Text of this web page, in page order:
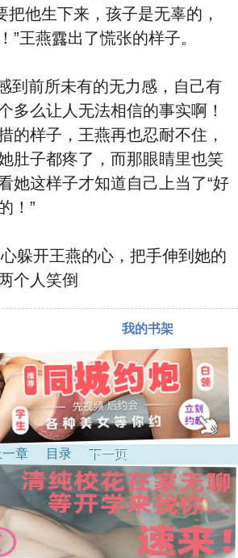
把他生下来，孩子是无辜的，
”王燕露出了慌张的样子。
前所未有的无力感，自己有
多么让人无法相信的事实啊！
的样子，王燕再也忍耐不住，
肚子都疼了，而那眼睛里也笑
她这样子才知道自己上当了“好
！”
躲开王燕的心 ，把手伸到她的
个人笑倒
我的书架
一章 目录 下一页